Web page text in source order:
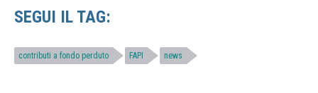
SEGUI IL TAG:
contributi a fondo perduto FAPI news